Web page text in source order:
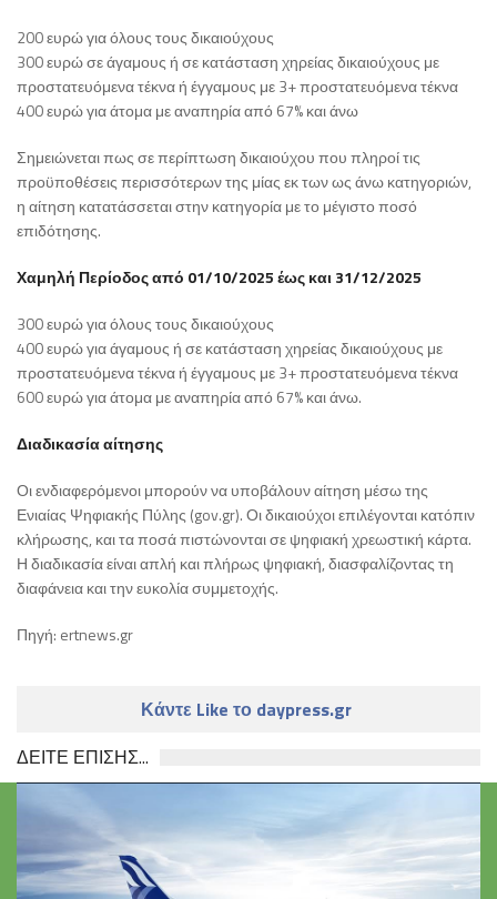
200 ευρώ για όλους τους δικαιούχους
300 ευρώ σε άγαμους ή σε κατάσταση χηρείας δικαιούχους με
προστατευόμενα τέκνα ή έγγαμους με 3+ προστατευόμενα τέκνα
400 ευρώ για άτομα με αναπηρία από 67% και άνω
Σημειώνεται πως σε περίπτωση δικαιούχου που πληροί τις
προϋποθέσεις περισσότερων της μίας εκ των ως άνω κατηγοριών,
η αίτηση κατατάσσεται στην κατηγορία με το μέγιστο ποσό
επιδότησης.
Χαμηλή Περίοδος από 01/10/2025 έως και 31/12/2025
300 ευρώ για όλους τους δικαιούχους
400 ευρώ για άγαμους ή σε κατάσταση χηρείας δικαιούχους με
προστατευόμενα τέκνα ή έγγαμους με 3+ προστατευόμενα τέκνα
600 ευρώ για άτομα με αναπηρία από 67% και άνω.
Διαδικασία αίτησης
Οι ενδιαφερόμενοι μπορούν να υποβάλουν αίτηση μέσω της
Ενιαίας Ψηφιακής Πύλης (gov.gr). Οι δικαιούχοι επιλέγονται κατόπιν
κλήρωσης, και τα ποσά πιστώνονται σε ψηφιακή χρεωστική κάρτα.
Η διαδικασία είναι απλή και πλήρως ψηφιακή, διασφαλίζοντας τη
διαφάνεια και την ευκολία συμμετοχής.
Πηγή: ertnews.gr
Κάντε Like το daypress.gr
ΔΕΙΤΕ ΕΠΙΣΗΣ...